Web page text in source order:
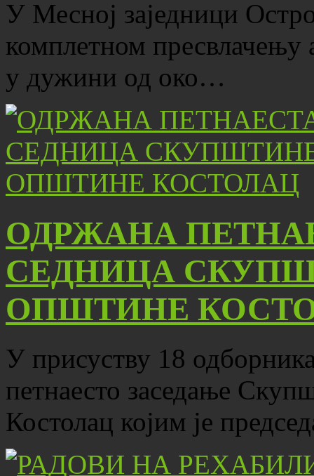
У Месној заједници
комплетном
у дужини од око…
ОДРЖАНА
СЕДНИЦА
ОПШТИНЕ
У присуству 18
петнаесто заседање
Костолац којим је